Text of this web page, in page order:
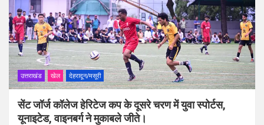
उत्तराखंड खेल देहरादून/मसूरी
सेंट जॉर्ज कॉलेज हेरिटेज कप के दूसरे चरण में युवा स्पोर्टस,
यूनाइटेड, वाइनबर्ग ने मुकाबले जीते।